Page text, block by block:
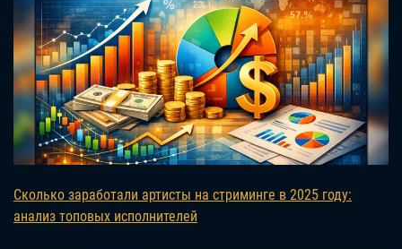
Сколько заработали артисты на стриминге в 2025 году:
анализ топовых исполнителей